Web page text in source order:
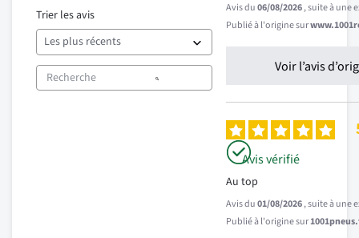
Trier les avis Avis du06/08/2026, suite à une
Publié à l'origine sur
Voir l’avis
Avis vérifié
Au top
Avis du01/08/2026, suite à une
Publié à l'origine sur